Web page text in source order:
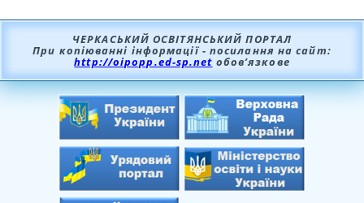
ЧЕРКАСЬКИЙ ОСВІТЯНСЬКИЙ ПОРТАЛ
При копіюванні інформації - посилання на сайт:
http://oipopp.ed-sp.net обов’язкове